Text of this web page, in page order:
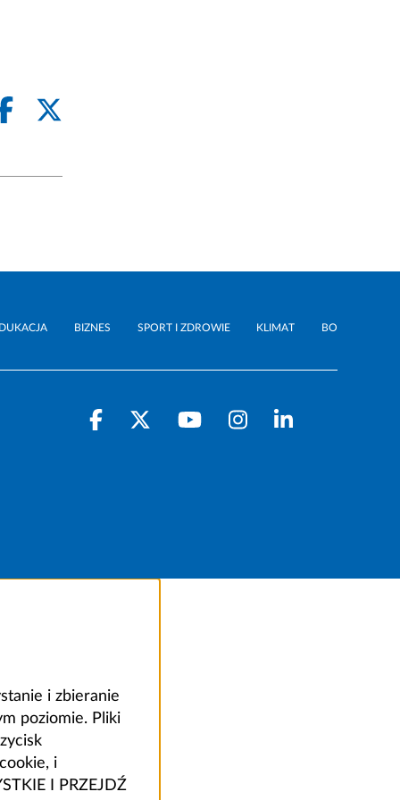
BIZNES SPORT I ZDROWIE KLIMAT BO
i zbieranie
poziomie. Pliki
i
I PRZEJDŹ